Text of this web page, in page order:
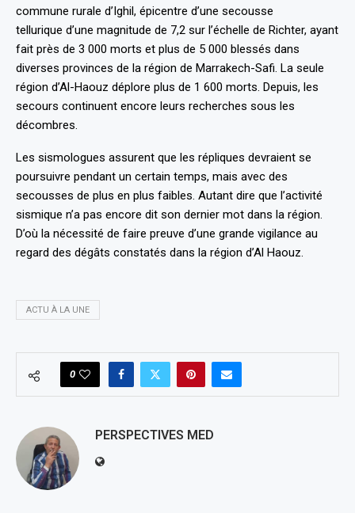
commune rurale d’Ighil, épicentre d’une secousse
tellurique d’une magnitude de 7,2 sur l’échelle de Richter, ayant
fait près de 3 000 morts et plus de 5 000 blessés dans
diverses provinces de la région de Marrakech-Safi. La seule
région d’Al-Haouz déplore plus de 1 600 morts. Depuis, les
secours continuent encore leurs recherches sous les
décombres.
Les sismologues assurent que les répliques devraient se
poursuivre pendant un certain temps, mais avec des
secousses de plus en plus faibles. Autant dire que l’activité
sismique n’a pas encore dit son dernier mot dans la région.
D’où la nécessité de faire preuve d’une grande vigilance au
regard des dégâts constatés dans la région d’Al Haouz.
ACTU À LA UNE
0
PERSPECTIVES MED